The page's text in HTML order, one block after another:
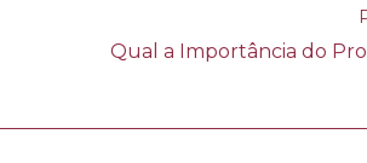
Qual a Importância do